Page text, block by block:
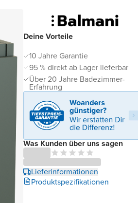
Deine Vorteile
10 Jahre Garantie
95 % direkt ab Lager lieferbar
Über 20 Jahre Badezimmer-
Erfahrung
Was Kunden über uns sagen
Lieferinformationen
Produktspezifikationen